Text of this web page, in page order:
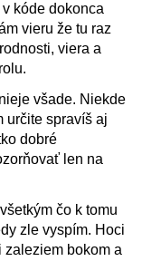
kóde dokonca
vieru že tu raz
viera a
všade. Niekde
určite spravíš aj
dobré
len na
čo k tomu
zle vyspím. Hoci
zaleziem bokom a